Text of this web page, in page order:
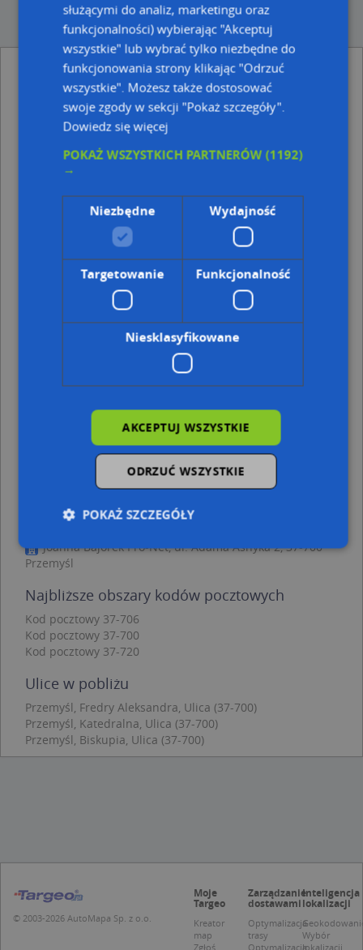
Nieruchomości Pruchnik Ziemowit Pruchnik -
inne Przemysł, Firmy w pobliżu
DHL POP ŻABKA, Kazimierza Wielkiego 17c, 37-700
Przemyśl
Klub Sportowy Głuchych Iskra, Grodzka 6, 37-700
Przemyśl
Mazur Violetta i Janusz Mazur, Serbańska 8, 37-700
Adresy w pobliżu
Przemyśl, Fredry Aleksandra 4, Ulica (37-700) (→ 18 m)
Przemyśl, Fredry Aleksandra 3, Ulica (37-700) (→ 20 m)
Przemyśl, Rynek 19, Ulica (37-700)
(→ 22 m)
Przemyśl, Fredry Aleksandra 6, Ulica (37-700)
Przemyśl, Fredry Aleksandra 8, Ulica (37-700) (→ 31 m)
Przemyśl, Rynek 18, Ulica (37-700) (→ 31 m)
Przemyśl, Katedralna 12, Ulica (37-700)
Przemyśl, Katedralna 10, Ulica (37-700)
Przemyśl, Rynek 1, Ulica (37-700) (→ 121 m)
Nieruchomości Pruchnik Ziemowit Pruchnik -
inne punkty w pobliżu
Świętej Trójcy, Plac Konstytucji 3 Maja 8, 37-700
Joanna Bajorek Pro-Net, ul. Adama Asnyka 2, 37-700
Przemyśl
Najbliższe obszary kodów pocztowych
Kod pocztowy 37-706
Kod pocztowy 37-700
Kod pocztowy 37-720
Ulice w pobliżu
Przemyśl, Fredry Aleksandra, Ulica (37-700)
Przemyśl, Katedralna, Ulica (37-700)
Przemyśl, Biskupia, Ulica (37-700)
© 2003-2026 AutoMapa Sp. z o.o.
Moje
Targeo
Kreator
map
Zgłoś
Zarządzanie
dostawami
Optymalizacja
trasy
Optymalizacja
Inteligencja
lokalizacji
Wybór
lokalizacji
służącymi do analiz, marketingu oraz
funkcjonalności) wybierając "Akceptuj
wszystkie" lub wybrać tylko niezbędne do
funkcjonowania strony klikając "Odrzuć
wszystkie". Możesz także dostosować
swoje zgody w sekcji "Pokaż szczegóły".
Dowiedz się więcej
POKAŻ WSZYSTKICH PARTNERÓW(1192)
→
Niezbędne Wydajność
Targetowanie Funkcjonalność
Niesklasyfikowane
AKCEPTUJ WSZYSTKIE
ODRZUĆ WSZYSTKIE
POKAŻ SZCZEGÓŁY
Funkcjonalność
Niesklasyfikowane
Niezbędne pliki cookie umożliwiają korzystanie z
podstawowych funkcji strony internetowej, takich
jak logowanie użytkownika i zarządzanie kontem.
prawidłowo korzystać ze strony internetowej.
Provider/
Domena
APPSESSID .targeo.pl
to